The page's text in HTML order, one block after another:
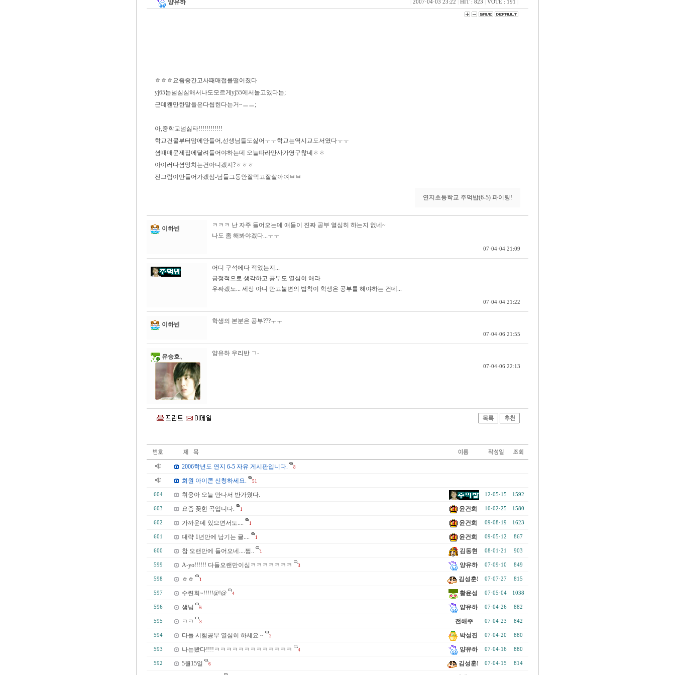
양유하 2007·04·03 23:22 HIT : 823 VOTE : 191
ㅎㅎㅎ요즘중간고사때매접률떨어졌다
yj65는넘심심해서나도모르게yj55에서놀고있다는;
근데왠만한말들은다씹힌다는거~ㅡㅡ;
아,중학교넘싫타!!!!!!!!!!!!
학교건물부터맘에안들어,선생님들도싫어ㅜㅜ학교는역시교도서였다ㅜㅜ
셤때매문제집에달려들어야하는데 오늘따라만사가영구찮네ㅎㅎ
아이러다셤망치는건아니겠지?ㅎㅎㅎ
전그럼이만들어가겠심-님들그동안잘먹고잘살아여ㅂㅂ
연지초등학교 주먹밥(6-5) 파이팅!
이하빈
ㅋㅋㅋ 난 자주 들어오는데 애들이 진짜 공부 열심히 하는지 없네~
나도 좀 해봐야겠다...ㅜㅜ
07·04·04 21:09
어디 구석에다 적었는지...
긍정적으로 생각하고 공부도 열심히 해라.
우짜겠노... 세상 아니 만고불변의 법칙이 학생은 공부를 해야하는 건데...
07·04·04 21:22
이하빈 학생의 본분은 공부???ㅜㅜ
07·04·06 21:55
유승호、 양유하 우리반 ㄱ-
07·04·06 22:13
2006학년도 연지 6-5 자유 게시판입니다. 8
회원 아이콘 신청하세요. 51
604 휘웅아 오늘 만나서 반가웠다. 12·05·15 1592
603 요즘 꽂힌 곡입니다. 1 윤건희 10·02·25 1580
602 가까운데 있으면서도.... 1 윤건희 09·08·19 1623
601 대략 1년만에 남기는 글.... 1 윤건희 09·05·12 867
600 참 오랜만에 들어오네....쩝.. 1 김동현 08·01·21 903
599 A-yo!!!!!! 다들오랜만이심ㅋㅋㅋㅋㅋㅋㅋ 3 양유하 07·09·10 849
598 ㅎㅎ 1 김성훈! 07·07·27 815
597 수련회~!!!!!@!@ 4 황윤성 07·05·04 1038
596 샘님 6 양유하 07·04·26 882
595 ㅋㅋ 3 전해주 07·04·23 842
594 다들 시험공부 열심히 하세요 ~ 2 박성진 07·04·20 880
593 나는봤다!!!!ㅋㅋㅋㅋㅋㅋㅋㅋㅋㅋㅋㅋㅋ 4 양유하 07·04·16 880
592 5월15일 6 김성훈! 07·04·15 814